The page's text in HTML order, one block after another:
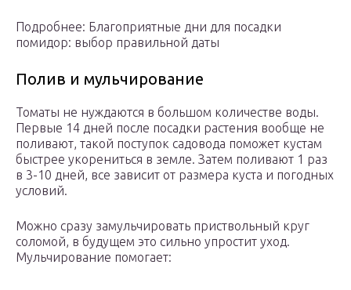
Подробнее: Благоприятные дни для посадки
помидор: выбор правильной даты
Полив и мульчирование
Томаты не нуждаются в большом количестве воды.
Первые 14 дней после посадки растения вообще не
поливают, такой поступок садовода поможет кустам
быстрее укорениться в земле. Затем поливают 1 раз
в 3-10 дней, все зависит от размера куста и погодных
условий.
Можно сразу замульчировать приствольный круг
соломой, в будущем это сильно упростит уход.
Мульчирование помогает: